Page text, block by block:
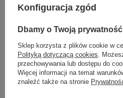
Masz pytanie? Chętnie pomożemy.
Kod produktu
TW-PL-BI-21716.28X
Marka
OCH BELLA
wzór
dominujący
gładki
Konfiguracja zgód
Dbamy o Twoją prywatność
Sklep korzysta z plików cookie w
Polityką dotyczącą cookies .
przechowywania lub dostępu do
Więcej informacji na temat
znaleźć także na stronie